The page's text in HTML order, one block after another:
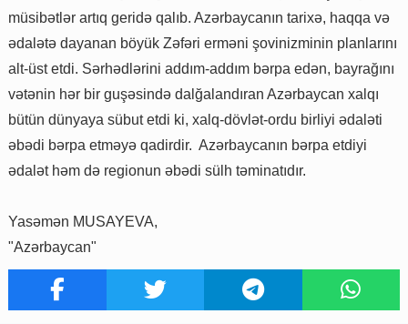
müsibətlər artıq geridə qalıb. Azərbaycanın tarixə, haqqa və
ədalətə dayanan böyük Zəfəri erməni şovinizminin planlarını
alt-üst etdi. Sərhədlərini addım-addım bərpa edən, bayrağını
vətənin hər bir guşəsində dalğalandıran Azərbaycan xalqı
bütün dünyaya sübut etdi ki, xalq-dövlət-ordu birliyi ədaləti
əbədi bərpa etməyə qadirdir. Azərbaycanın bərpa etdiyi
ədalət həm də regionun əbədi sülh təminatıdır.
Yasəmən MUSAYEVA,
"Azərbaycan"